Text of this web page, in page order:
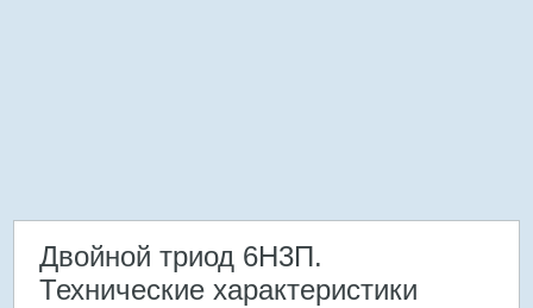
Двойной триод 6Н3П.
Технические характеристики